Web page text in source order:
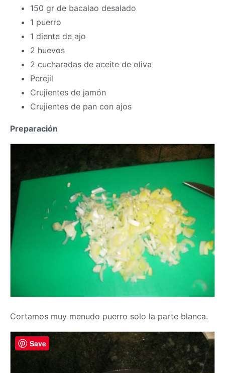
150 gr de bacalao desalado
1 puerro
1 diente de ajo
2 huevos
2 cucharadas de aceite de oliva
Perejil
Crujientes de jamón
Crujientes de pan con ajos
Preparación
Cortamos muy menudo puerro solo la parte blanca.
Save